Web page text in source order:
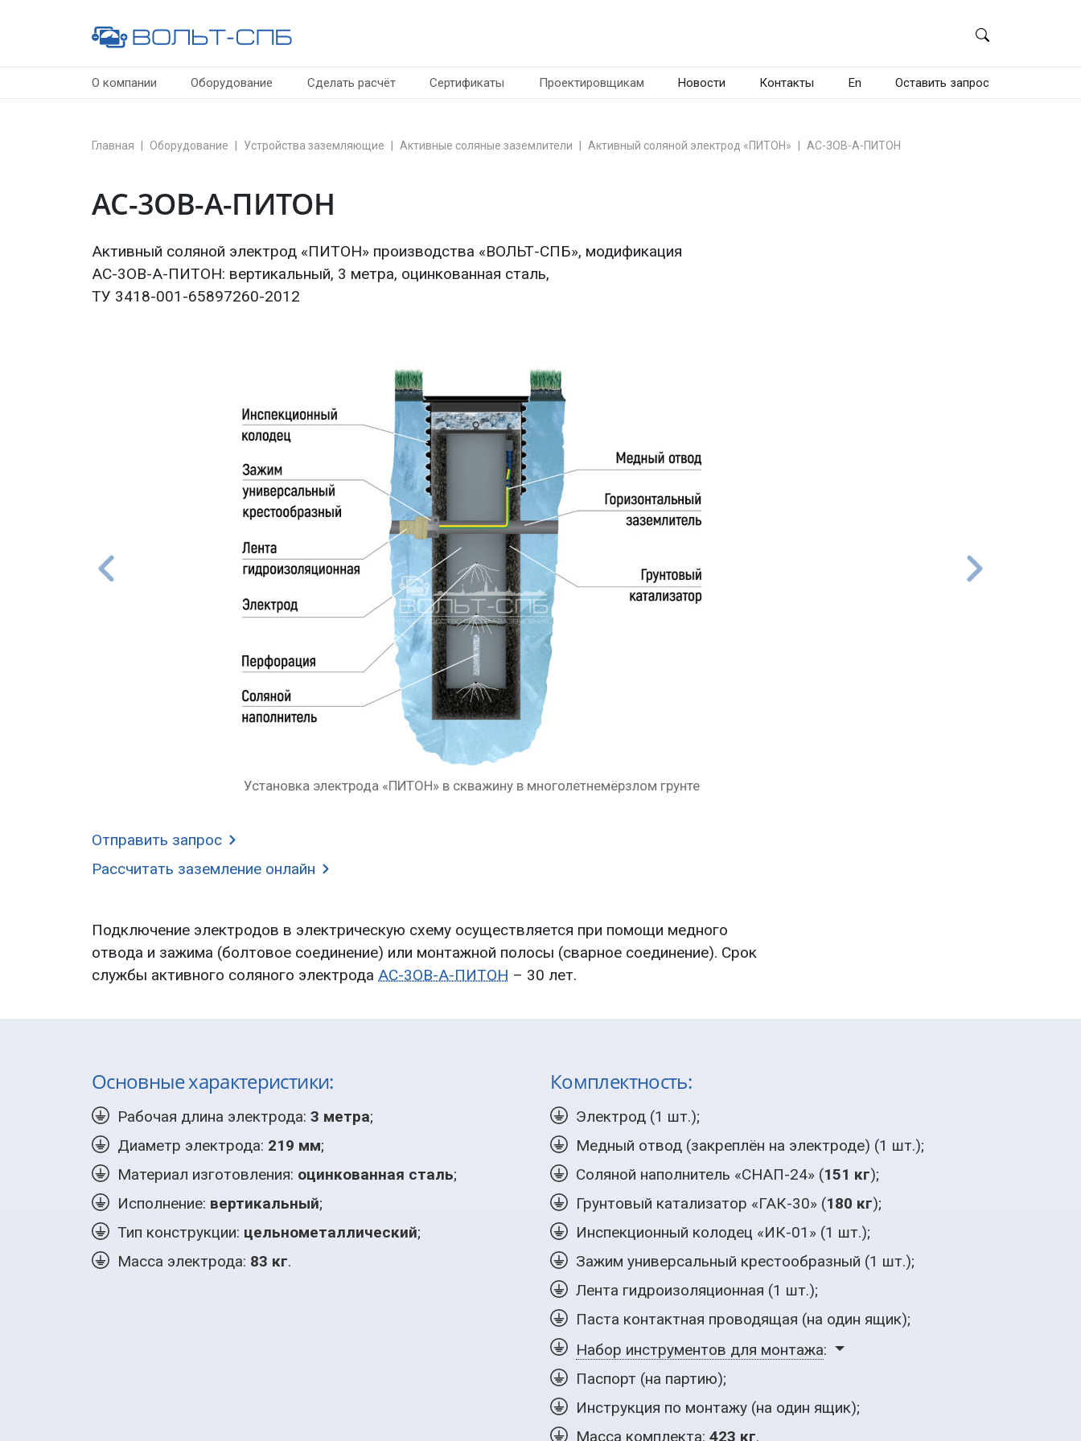
О компании Оборудование Сделать расчёт Сертификаты Проектировщикам Новости Контакты En Оставить запрос
Главная Оборудование Устройства заземляющие Активные соляные заземлители Активный соляной электрод «ПИТОН» АС-3ОВ-А-ПИТОН
АС-3ОВ-А-ПИТОН
Активный соляной электрод «ПИТОН» производства «ВОЛЬТ-СПБ», модификация
АС-3ОВ-А-ПИТОН: вертикальный, 3 метра, оцинкованная сталь,
ТУ 3418-001-65897260-2012
Установка электрода «ПИТОН» в скважину в грунте
Отправить запрос
Рассчитать заземление онлайн
Подключение электродов в электрическую схему осуществляется при помощи медного
отвода и зажима (болтовое соединение) или монтажной полосы (сварное соединение). Срок
службы активного соляного электрода АС-3ОВ-А-ПИТОН – 30 лет.
Основные характеристики:
Рабочая длина электрода: 3 метра;
Диаметр электрода: 219 мм;
Материал изготовления: оцинкованная сталь;
Исполнение: вертикальный;
Тип конструкции: цельнометаллический;
Масса электрода: 83 кг.
Комплектность:
Электрод (1 шт.);
Медный отвод (закреплён на электроде) (1 шт.);
Соляной наполнитель «СНАП-24» (151 кг);
Грунтовый катализатор «ГАК-30» (180 кг);
Инспекционный колодец «ИК-01» (1 шт.);
Зажим универсальный крестообразный (1 шт.);
Лента гидроизоляционная (1 шт.);
Паста контактная проводящая (на один ящик);
Набор инструментов для монтажа:
Паспорт (на партию);
Инструкция по монтажу (на один ящик);
Масса комплекта: 423 кг.